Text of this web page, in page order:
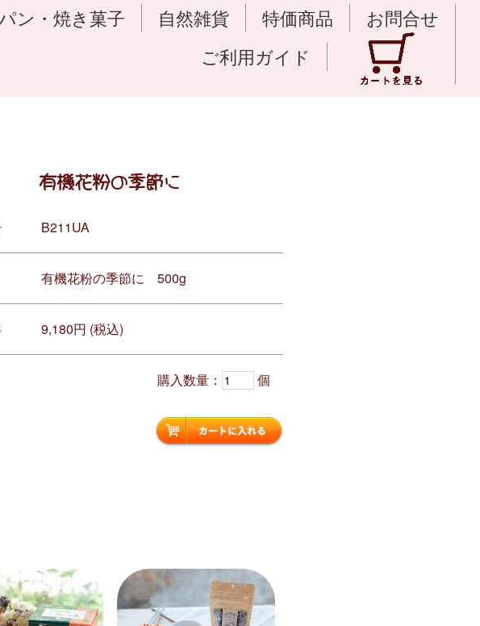
ン・焼き菓子 自然雑貨 特価商品
お問合せ
ご利用ガイド
有機花粉の季節に
B211UA
有機花粉の季節に 500g
9,180円 (税込)
購入数量： 個